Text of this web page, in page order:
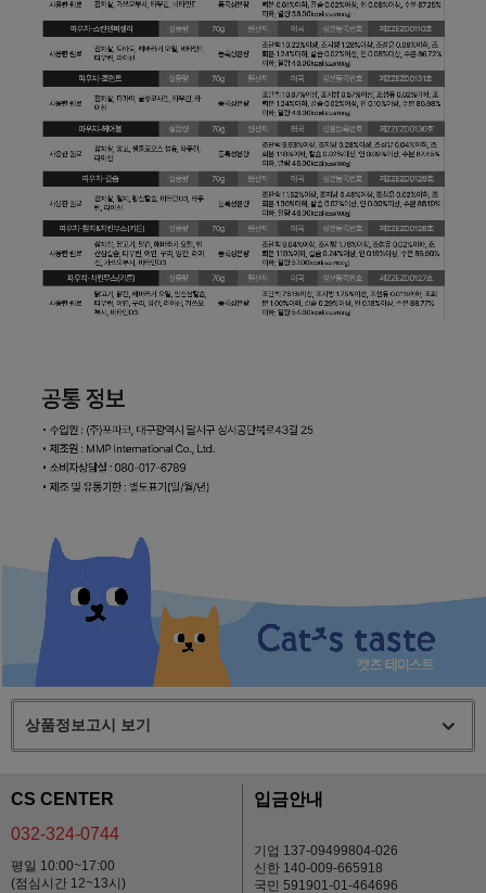
상품정보고시 보기
CS CENTER
032-324-0744
평일 10:00~17:00
(점심시간 12~13시)
입금안내
기업 137-09499804-026
신한 140-009-665918
국민 591901-01-464696